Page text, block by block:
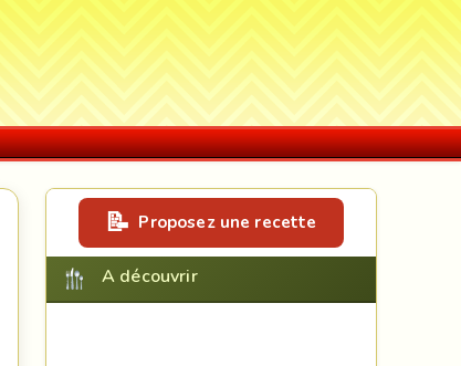
Proposez une recette
A découvrir